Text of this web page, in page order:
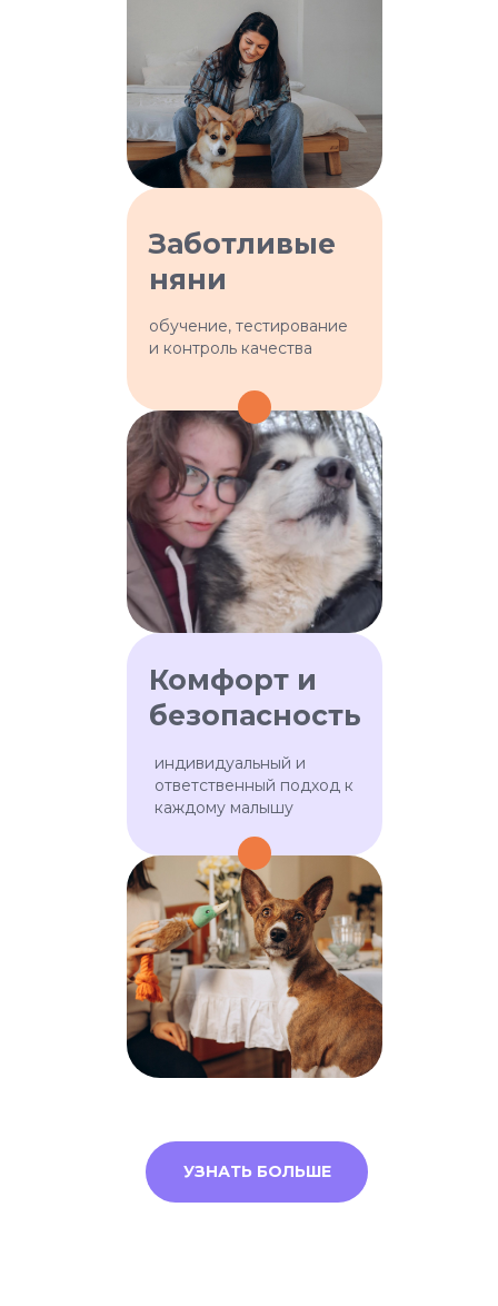
обучение, тестирование
и контроль качества
Заботливые
няни
индивидуальный и
ответственный подход к
каждому малышу
Комфорт и
безопасность
УЗНАТЬ БОЛЬШЕ
Почему наши
няни настоящие
профи:
Проводим несколько этапов
Проверяем личные данные
Обучаем в нашей академии
Тестируем и регулярно
повышаем квалификацию
ПОДОБРАТЬ НЯНЮ
заботливых нянь